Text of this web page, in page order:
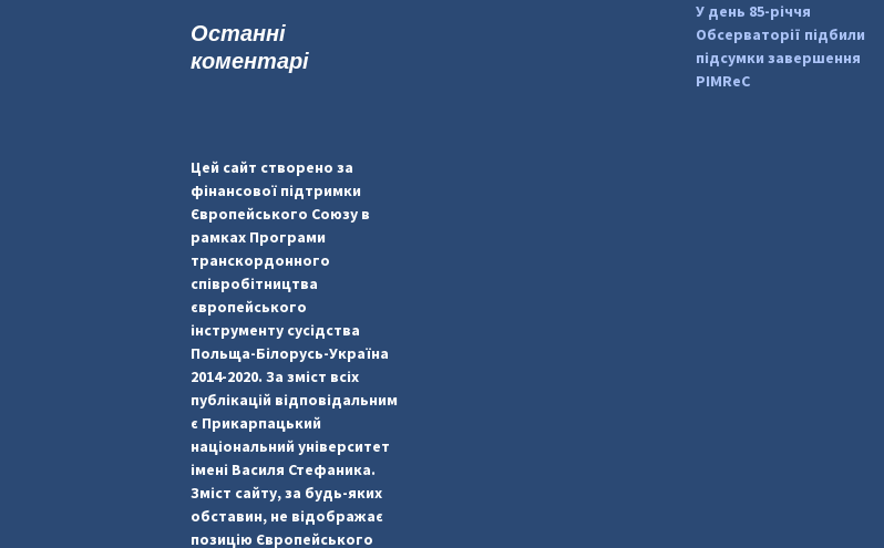
:
У день 85-річчя
Обсерваторії підбили
підсумки завершення
PIMReC
Останні
коментарі
Цей сайт створено за
фінансової підтримки
Європейського Союзу в
рамках Програми
транскордонного
співробітництва
європейського
інструменту сусідства
Польща-Білорусь-Україна
2014-2020. За зміст всіх
публікацій відповідальним
є Прикарпацький
національний університет
імені Василя Стефаника.
Зміст сайту, за будь-яких
обставин, не відображає
позицію Європейського